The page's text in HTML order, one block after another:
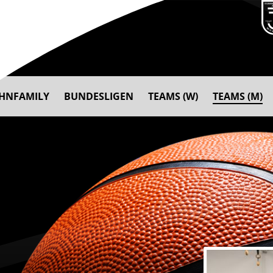
BUNDESLIGEN TEAMS (W) TEAMS (M)